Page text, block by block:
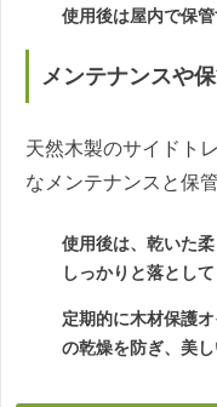
使用後は屋内で保管
メンテナンスや
天然木製のサイドト
なメンテナンスと保
使用後は、乾いた
しっかりと落として
定期的に木材保護
の乾燥を防ぎ、美